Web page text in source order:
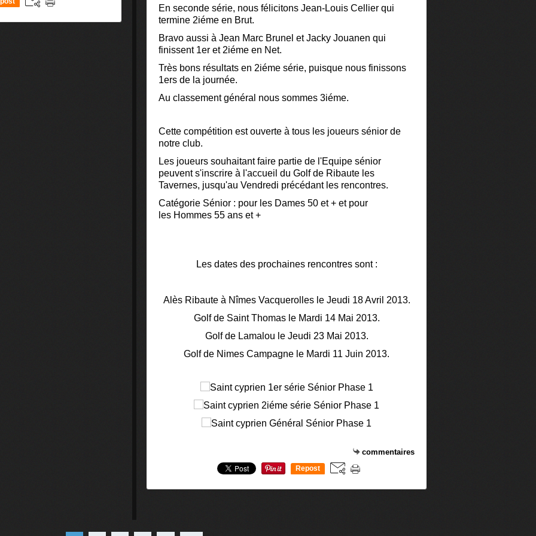
En seconde série, nous félicitons Jean-Louis Cellier qui
termine 2iéme en Brut.
Bravo aussi à Jean Marc Brunel et Jacky Jouanen qui
finissent 1er et 2iéme en Net.
Très bons résultats en 2iéme série, puisque nous finissons
1ers de la journée.
Au classement général nous sommes 3iéme.
Cette compétition est ouverte à tous les joueurs sénior de
notre club.
Les joueurs souhaitant faire partie de l'Equipe sénior
peuvent s'inscrire à l'accueil du Golf de Ribaute les
Tavernes, jusqu'au Vendredi précédant les rencontres.
Catégorie Sénior : pour les Dames 50 et + et pour
les Hommes 55 ans et +
Les dates des prochaines rencontres sont :
Alès Ribaute à Nîmes Vacquerolles le Jeudi 18 Avril 2013.
Golf de Saint Thomas le Mardi 14 Mai 2013.
Golf de Lamalou le Jeudi 23 Mai 2013.
Golf de Nimes Campagne le Mardi 11 Juin 2013.
commentaires
Repost